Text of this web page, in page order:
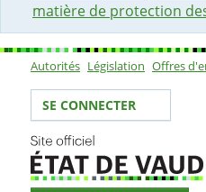
matière de protection
Sous-
Autorités Législation Offres
Votre identité
SE CONNECTER